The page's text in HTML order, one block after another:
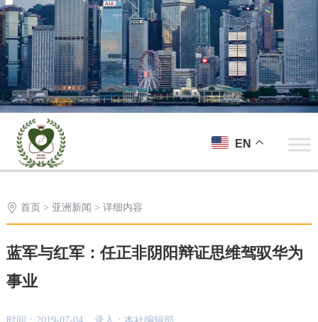
EN
首页 > 亚洲新闻 > 详细内容
蓝军与红军：任正非阴阳辩证思维驾驭华为
事业